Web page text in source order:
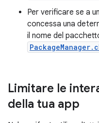
Per verificare se a
concessa una
il nome del
Limitare le
della tua app